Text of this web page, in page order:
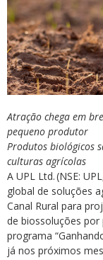
Atração chega em
pequeno produtor
Produtos biológicos
culturas agrícolas
A UPL Ltd. (NSE:
global de soluções
Canal Rural para
de biossoluções por
programa
já nos próximos